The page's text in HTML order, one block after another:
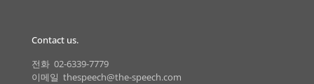
Contact us.
전화 02-6339-7779
이메일 thespeech@the-speech.com